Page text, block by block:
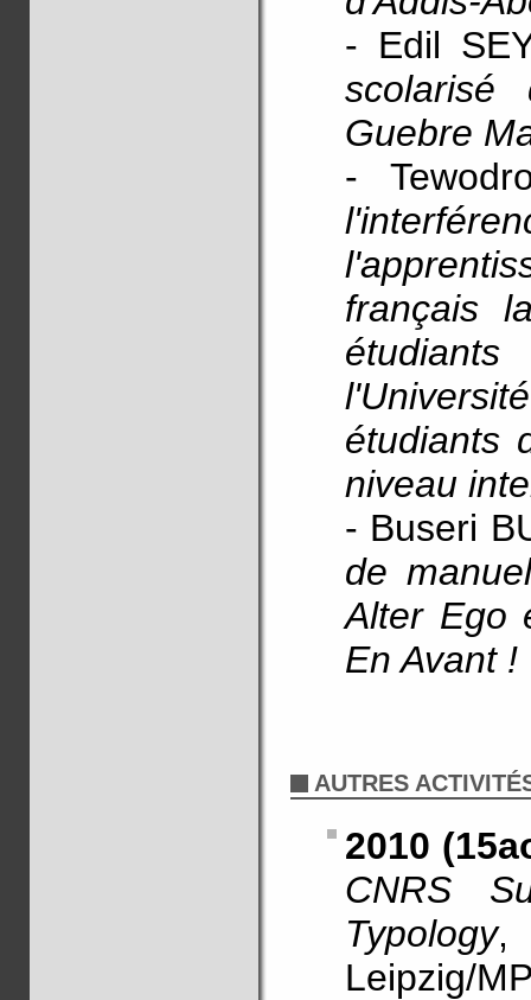
- Edil
scolarisé
Guebre
-
français
étudiants
niveau
- Buseri
de
Alter Ego
En Avant !
AUTRES
2010
CNRS
Typology,
Leipzig/